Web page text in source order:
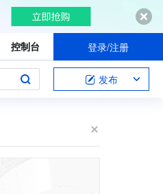
控制台 登录/注册
发布